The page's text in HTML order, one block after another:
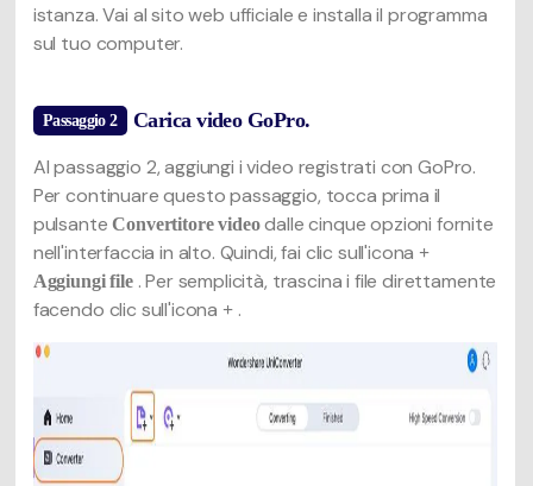
istanza. Vai al sito web ufficiale e installa il programma
sul tuo computer.
Passaggio 2 Carica video GoPro.
Al passaggio 2, aggiungi i video registrati con GoPro.
Per continuare questo passaggio, tocca prima il
pulsanteConvertitore videodalle cinque opzioni fornite
nell'interfaccia in alto. Quindi, fai clic sull'icona +
Aggiungi file . Per semplicità, trascina i file direttamente
facendo clic sull'icona + .